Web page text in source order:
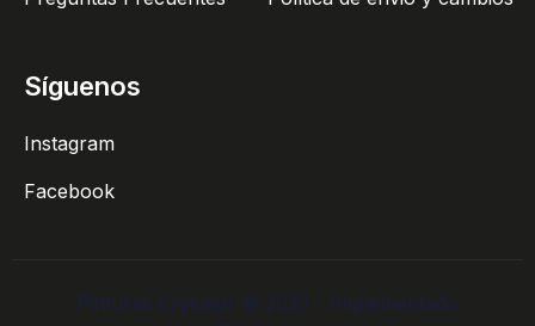
Síguenos
Instagram
Facebook
Pinturas Crysmar © 2023 - Implementado